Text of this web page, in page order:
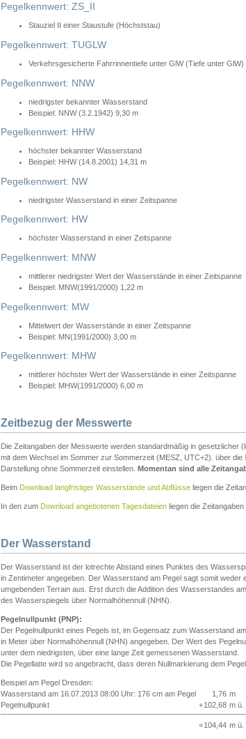
Pegelkennwert: ZS_II
Stauziel II einer Staustufe (Höchststau)
Pegelkennwert: TUGLW
Verkehrsgesicherte Fahrrinnentiefe unter GlW (Tiefe unter GlW)
Pegelkennwert: NNW
niedrigster bekannter Wasserstand
Beispiel: NNW (3.2.1942) 9,30 m
Pegelkennwert: HHW
höchster bekannter Wasserstand
Beispiel: HHW (14.8.2001) 14,31 m
Pegelkennwert: NW
niedrigster Wasserstand in einer Zeitspanne
Pegelkennwert: HW
höchster Wasserstand in einer Zeitspanne
Pegelkennwert: MNW
mittlerer niedrigster Wert der Wasserstände in einer Zeitspanne
Beispiel: MNW(1991/2000) 1,22 m
Pegelkennwert: MW
Mittelwert der Wasserstände in einer Zeitspanne
Beispiel: MN(1991/2000) 3,00 m
Pegelkennwert: MHW
mittlerer höchster Wert der Wasserstände in einer Zeitspanne
Beispiel: MHW(1991/2000) 6,00 m
Zeitbezug der Messwerte
Die Zeitangaben der Messwerte werden standardmäßig in gesetzlicher
mit dem Wechsel im Sommer zur Sommerzeit (MESZ, UTC+2). über die
Darstellung ohne Sommerzeit einstellen. Momentan sind alle
Beim Download langfristiger Wasserstände und Abflüsse liegen die
In den zum Download angebotenen Tagesdateien liegen die
Der Wasserstand
Der Wasserstand ist der lotrechte Abstand eines Punktes des
in Zentimeter angegeben. Der Wasserstand am Pegel sagt somit
umgebenden Terrain aus. Erst durch die Addition des Wasserstandes
des Wasserspiegels über Normalhöhennull (NHN).
Pegelnullpunkt (PNP):
Der Pegelnullpunkt eines Pegels ist, im Gegensatz zum Wasserstand
in Meter über Normalhöhennull (NHN) angegeben. Der Wert des
unter dem niedrigsten, über eine lange Zeit gemessenen Wasserstand.
Die Pegellatte wird so angebracht, dass deren Nullmarkierung dem
Beispiel am Pegel Dresden:
Wasserstand am 16.07.2013 08:00 Uhr: 176 cm am Pegel
1,76 m
Pegelnullpunkt
+102,68 m ü.
=104,44 m ü.